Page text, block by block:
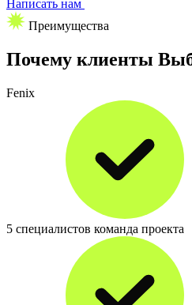
Написать нам
Преимущества
Почему клиенты
Fenix
5 специалистов команда проекта